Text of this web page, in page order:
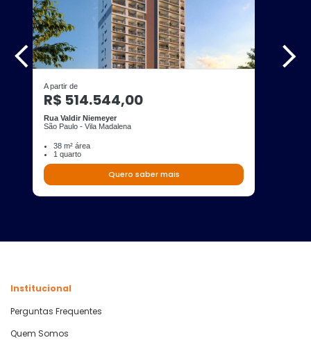
A partir de
R$ 514.544,00
Rua Valdir Niemeyer
São Paulo - Vila Madalena
38 m² área
1 quarto
Quero saber mais
Institucional
Perguntas Frequentes
Quem Somos